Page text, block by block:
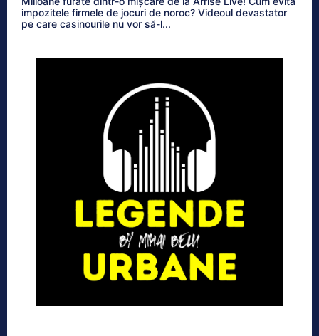
impozitele firmele de jocuri de noroc? Videoul devastator
pe care casinourile nu vor să-l...